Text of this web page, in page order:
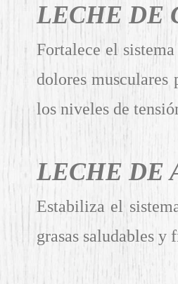
LECHE DE
Fortalece el
dolores
los niveles de
LECHE DE
Estabiliza el
grasas saludables